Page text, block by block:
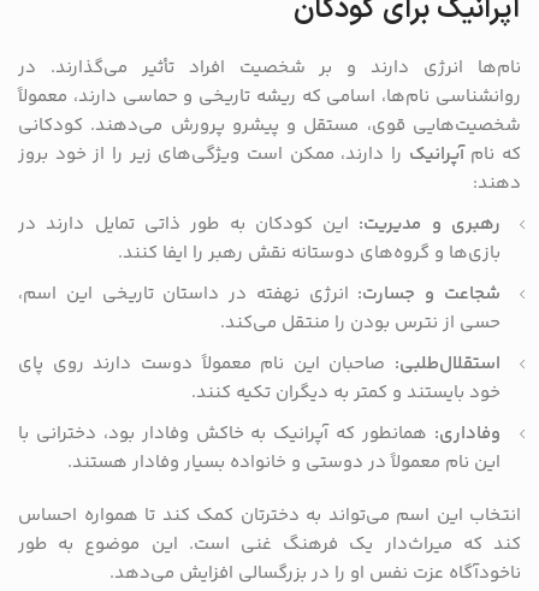
آپرانیک برای کودکان
نام‌ها انرژی دارند و بر شخصیت افراد تأثیر می‌گذارند. در
روانشناسی نام‌ها، اسامی که ریشه تاریخی و حماسی دارند، معمولاً
شخصیت‌هایی قوی، مستقل و پیشرو پرورش می‌دهند. کودکانی
که نامآپرانیک را دارند، ممکن است ویژگی‌های زیر را از خود بروز
دهند:
رهبری و مدیریت: این کودکان به طور ذاتی تمایل دارند در
بازی‌ها و گروه‌های دوستانه نقش رهبر را ایفا کنند.
شجاعت و جسارت: انرژی نهفته در داستان تاریخی این اسم،
حسی از نترس بودن را منتقل می‌کند.
استقلال‌طلبی: صاحبان این نام معمولاً دوست دارند روی پای
خود بایستند و کمتر به دیگران تکیه کنند.
وفاداری: همانطور که آپرانیک به خاکش وفادار بود، دخترانی با
این نام معمولاً در دوستی و خانواده بسیار وفادار هستند.
انتخاب این اسم می‌تواند به دخترتان کمک کند تا همواره احساس
کند که میراث‌دار یک فرهنگ غنی است. این موضوع به طور
ناخودآگاه عزت نفس او را در بزرگسالی افزایش می‌دهد.